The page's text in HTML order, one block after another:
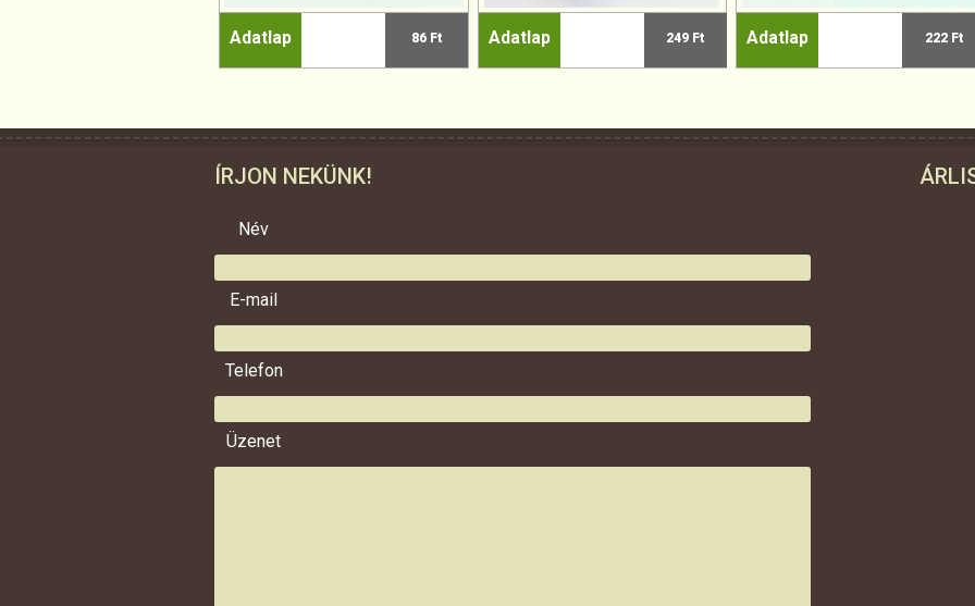
Adatlap 86 Ft Adatlap 249 Ft Adatlap 222 Ft
ÍRJON NEKÜNK!
Név
E-mail
Telefon
Üzenet